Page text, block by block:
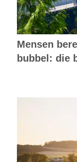
Mensen
bubbel: die